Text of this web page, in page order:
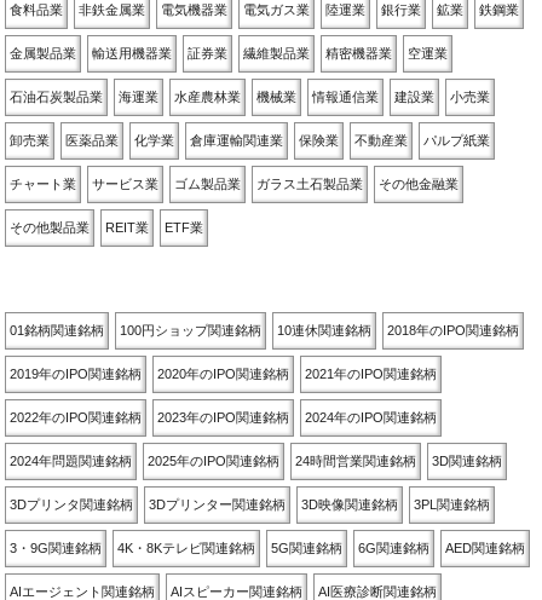
食料品業 非鉄金属業 電気機器業 電気ガス業 陸運業 銀行業 鉱業 鉄鋼業
金属製品業 輸送用機器業 証券業 繊維製品業 精密機器業 空運業
石油石炭製品業 海運業 水産農林業 機械業 情報通信業 建設業 小売業
卸売業 医薬品業 化学業 倉庫運輸関連業 保険業 不動産業 パルプ紙業
チャート業 サービス業 ゴム製品業 ガラス土石製品業 その他金融業
その他製品業 REIT業 ETF業
01銘柄関連銘柄 100円ショップ関連銘柄 10連休関連銘柄 2018年のIPO関連銘柄
2019年のIPO関連銘柄 2020年のIPO関連銘柄 2021年のIPO関連銘柄
2022年のIPO関連銘柄 2023年のIPO関連銘柄 2024年のIPO関連銘柄
2024年問題関連銘柄 2025年のIPO関連銘柄 24時間営業関連銘柄 3D関連銘柄
3Dプリンタ関連銘柄 3Dプリンター関連銘柄 3D映像関連銘柄 3PL関連銘柄
3・9G関連銘柄 4K・8Kテレビ関連銘柄 5G関連銘柄 6G関連銘柄 AED関連銘柄
AIエージェント関連銘柄 AIスピーカー関連銘柄 AI医療診断関連銘柄